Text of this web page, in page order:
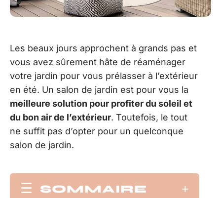
Les beaux jours approchent à grands pas et
vous avez sûrement hâte de réaménager
votre jardin pour vous prélasser à l’extérieur
en été. Un salon de jardin est pour vous la
meilleure solution pour profiter du soleil et
du bon air de l’extérieur. Toutefois, le tout
ne suffit pas d’opter pour un quelconque
salon de jardin.
SOMMAIRE